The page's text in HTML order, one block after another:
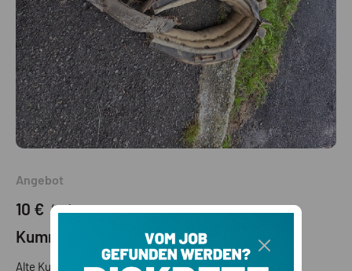
Angebot
10 € (VB)
Kummat, Kummit
Alte Kummat abzugeben mit zubehör